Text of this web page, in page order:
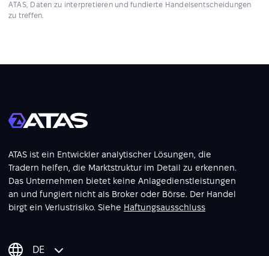
ATAS, Daten zu interpretieren und fundierte Handelsentscheidungen
zu treffen.
ATAS ist ein Entwickler analytischer Lösungen, die
Tradern helfen, die Marktstruktur im Detail zu erkennen.
Das Unternehmen bietet keine Anlagedienstleistungen
an und fungiert nicht als Broker oder Börse. Der Handel
birgt ein Verlustrisiko. Siehe Haftungsausschluss
DE